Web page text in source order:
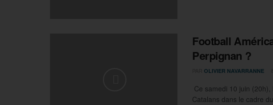
Football
Perpignan ?
OLIVIER NAVARRANNE
Ce samedi 10 juin
Catalans dans le cadre